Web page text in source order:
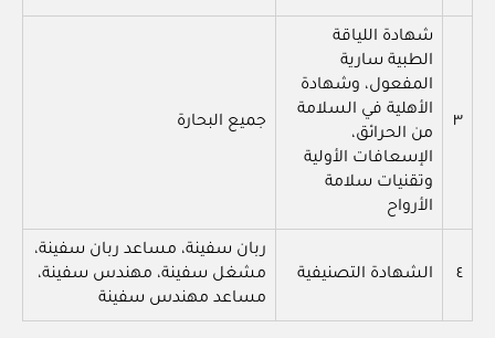
٣
شهادة اللياقة
الطبية سارية
المفعول، وشهادة
الأهلية في السلامة
من الحرائق،
الإسعافات الأولية
وتقنيات سلامة
الأرواح
جميع البحارة
٤ الشهادة التصنيفية
ربان سفينة، مساعد ربان سفينة،
مشغل سفينة، مهندس سفينة،
مساعد مهندس سفينة